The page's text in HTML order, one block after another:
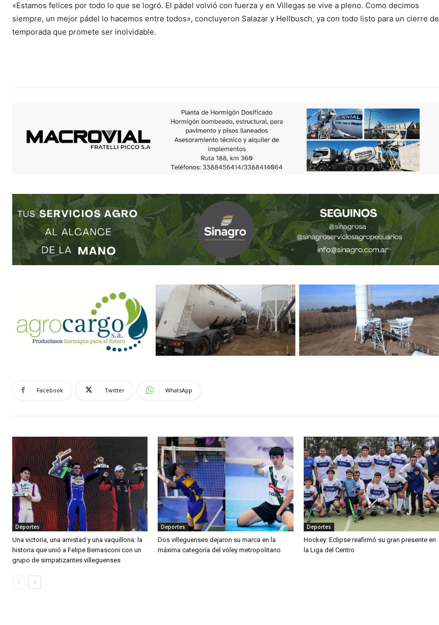
«Estamos felices por todo lo que se logró. El pádel volvió con fuerza y en Villegas se vive a pleno. Como decimos
siempre, un mejor pádel lo hacemos entre todos», concluyeron Salazar y Hellbusch, ya con todo listo para un cierre de
temporada que promete ser inolvidable.
Facebook Twitter WhatsApp
Deportes
Una victoria, una amistad y una vaquillona: la
historia que unió a Felipe Bernasconi con un
grupo de simpatizantes villeguenses
Deportes
Dos villeguenses dejaron su marca en la
máxima categoría del vóley metropolitano
Deportes
Hockey: Eclipse reafirmó su gran presente en
la Liga del Centro